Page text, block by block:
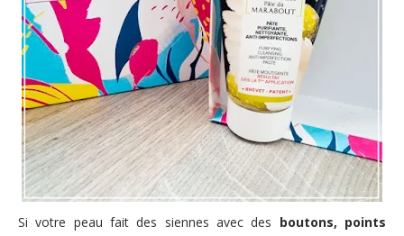
Si votre peau fait des siennes avec des boutons, points